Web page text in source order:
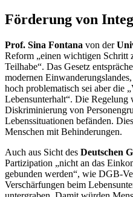
Förderung von
Prof. Sina Fontana von der
Reform „einen wichtigen Schritt
Teilhabe“. Das Gesetz
modernen
hoch problematisch sei aber die
Lebensunterhalt“. Die Regelung
Diskriminierung von
Lebenssituationen befänden.
Menschen mit Behinderungen.
Auch aus Sicht des Deutschen
Partizipation „nicht an das
gebunden werden“, wie DGB-
Verschärfungen beim